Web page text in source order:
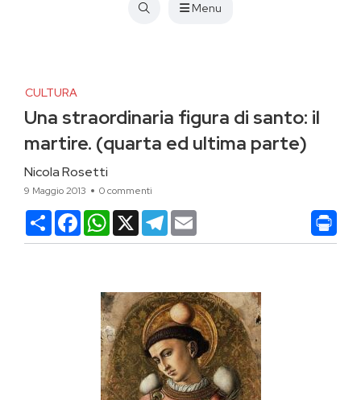
Menu
CULTURA
Una straordinaria figura di santo: il
martire. (quarta ed ultima parte)
Nicola Rosetti
9 Maggio 2013 0 commenti
CondividiFacebookWhatsApp
X Telegram